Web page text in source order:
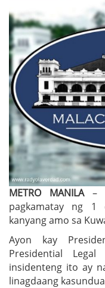
METRO MANILA–
pagkamatay ng 1
kanyang amo sa
Ayon kay
Presidential
insidenteng ito ay
linagdaang